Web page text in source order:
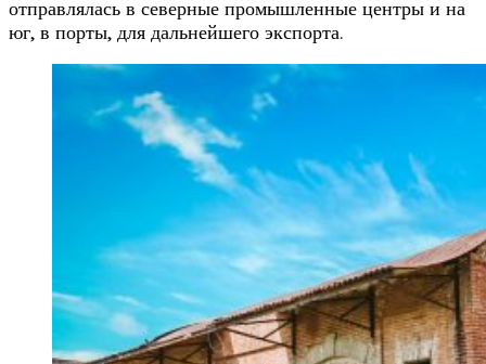
отправлялась в северные промышленные центры и на
юг, в порты, для дальнейшего экспорта.